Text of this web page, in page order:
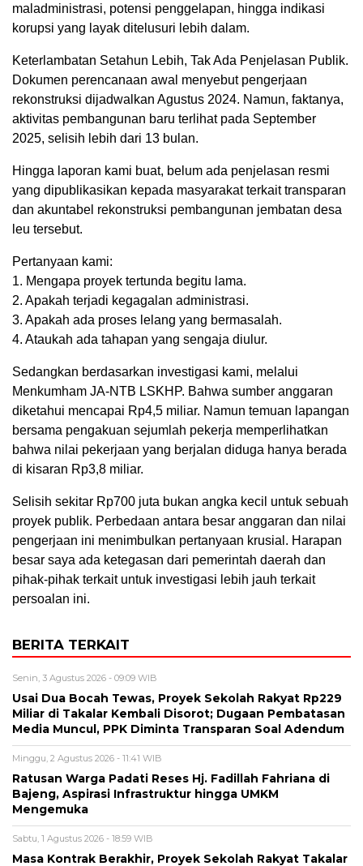
maladministrasi, potensi penggelapan, hingga indikasi
korupsi yang layak ditelusuri lebih dalam.
Keterlambatan Setahun Lebih, Tak Ada Penjelasan Publik.
Dokumen perencanaan awal menyebut pengerjaan
rekonstruksi dijadwalkan Agustus 2024. Namun, faktanya,
aktivitas pembangunan baru terlihat pada September
2025, selisih lebih dari 13 bulan.
Hingga laporan kami buat, belum ada penjelasan resmi
yang dipublikasikan kepada masyarakat terkait transparan
dan akuntabel rekonstruksi pembangunan jembatan desa
leu tersebut.
Pertanyaan kami:
1. Mengapa proyek tertunda begitu lama.
2. Apakah terjadi kegagalan administrasi.
3. Apakah ada proses lelang yang bermasalah.
4. Ataukah ada tahapan yang sengaja diulur.
Sedangkan berdasarkan investigasi kami, melalui
Menkumham JA-NTB LSKHP. Bahwa sumber anggaran
diketahui mencapai Rp4,5 miliar. Namun temuan lapangan
bersama pengakuan sejumlah pekerja memperlihatkan
bahwa nilai pekerjaan yang berjalan diduga hanya berada
di kisaran Rp3,8 miliar.
Selisih sekitar Rp700 juta bukan angka kecil untuk sebuah
proyek publik. Perbedaan antara besar anggaran dan nilai
pengerjaan ini menimbulkan pertanyaan krusial. Harapan
besar saya ada ketegasan dari pemerintah daerah dan
pihak-pihak terkait untuk investigasi lebih jauh terkait
persoalan ini.
BERITA TERKAIT
Senin, 3 Agustus 2026 - 09:09 WIB
Usai Dua Bocah Tewas, Proyek Sekolah Rakyat Rp229
Miliar di Takalar Kembali Disorot; Dugaan Pembatasan
Media Muncul, PPK Diminta Transparan Soal Adendum
Minggu, 2 Agustus 2026 - 11:41 WIB
Ratusan Warga Padati Reses Hj. Fadillah Fahriana di
Bajeng, Aspirasi Infrastruktur hingga UMKM
Mengemuka
Sabtu, 1 Agustus 2026 - 18:59 WIB
Masa Kontrak Berakhir, Proyek Sekolah Rakyat Takalar